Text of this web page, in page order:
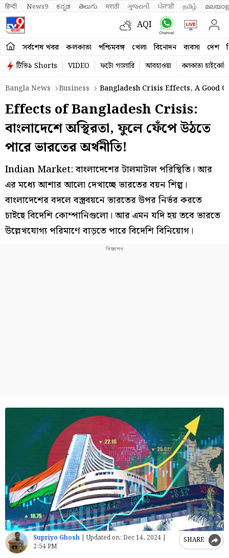
हिन्दी News9 ಕನ್ನಡ తెలుగు मराठी ગુજરાતી ਪੰਜਾਬੀ தமிழ்
AQI
সর্বশেষ খবর কলকাতা পশ্চিমবঙ্গ খেলা বিনোদন ব্যবসা দেশ
টিভি৯ Shorts VIDEO ফটো গ্যালারি আবহাওয়া
কলকাতা হাইকোর্ট
Bangla News
Business Bangladesh Crisis Effects, A Good
Effects of Bangladesh Crisis:
বাংলাদেশে অস্থিরতা, ফুলে ফেঁপে উঠতে
পারে ভারতের অর্থনীতি!
Indian Market: বাংলাদেশের টালমাটাল পরিস্থিতি। আর
এর মধ্যে আশার আলো দেখাচ্ছে ভারতের বয়ন শিল্প।
বাংলাদেশের বদলে বস্ত্রবয়নে ভারতের উপর নির্ভর করতে
চাইছে বিদেশি কোম্পানিগুলো। আর এমন যদি হয় তবে ভারতে
উল্লেখযোগ্য পরিমাণে বাড়তে পারে বিদেশি বিনিয়োগ।
Supriyo Ghosh |Updated on: Dec 14, 2024 |
2:54 PM
SHARE